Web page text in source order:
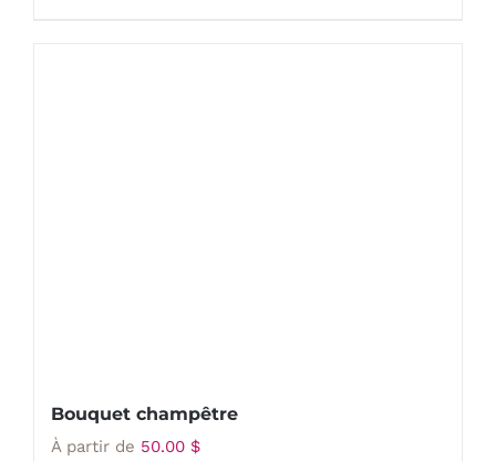
Bouquet champêtre
À partir de 50.00 $